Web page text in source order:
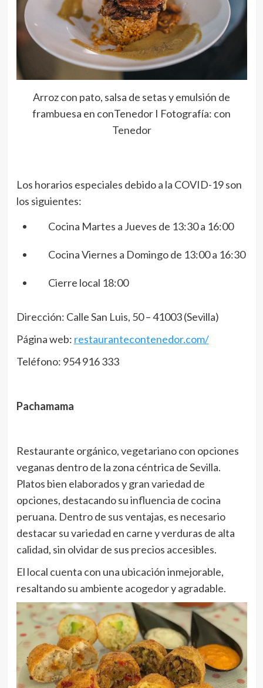
Arroz con pato, salsa de setas y emulsión de
frambuesa en conTenedor I Fotografía: con
Tenedor
Los horarios especiales debido a la COVID-19 son
los siguientes:
Cocina Martes a Jueves de 13:30 a 16:00
Cocina Viernes a Domingo de 13:00 a 16:30
Cierre local 18:00
Dirección: Calle San Luis, 50 – 41003 (Sevilla)
Página web: restaurantecontenedor.com/
Teléfono: 954 916 333
Pachamama
Restaurante orgánico, vegetariano con opciones
veganas dentro de la zona céntrica de Sevilla.
Platos bien elaborados y gran variedad de
opciones, destacando su influencia de cocina
peruana. Dentro de sus ventajas, es necesario
destacar su variedad en carne y verduras de alta
calidad, sin olvidar de sus precios accesibles.
El local cuenta con una ubicación inmejorable,
resaltando su ambiente acogedor y agradable.